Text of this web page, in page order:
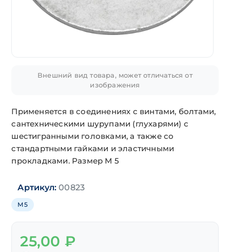
Внешний вид товара, может отличаться от
изображения
Применяется в соединениях с винтами, болтами,
сантехническими шурупами (глухарями) с
шестигранными головками, а также со
стандартными гайками и эластичными
прокладками. Размер М 5
Артикул: 00823
М5
25,00 ₽